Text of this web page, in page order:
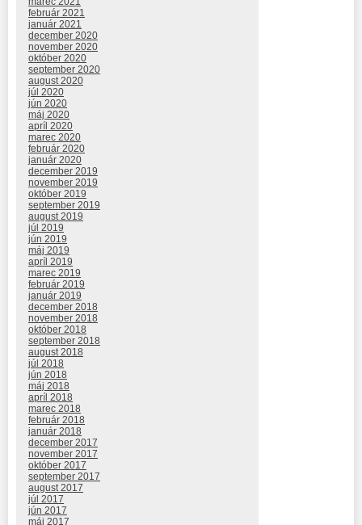
február 2021
január 2021
december 2020
november 2020
október 2020
september 2020
august 2020
júl 2020
jún 2020
máj 2020
apríl 2020
marec 2020
február 2020
január 2020
december 2019
november 2019
október 2019
september 2019
august 2019
júl 2019
jún 2019
máj 2019
apríl 2019
marec 2019
február 2019
január 2019
december 2018
november 2018
október 2018
september 2018
august 2018
júl 2018
jún 2018
máj 2018
apríl 2018
marec 2018
február 2018
január 2018
december 2017
november 2017
október 2017
september 2017
august 2017
júl 2017
jún 2017
máj 2017